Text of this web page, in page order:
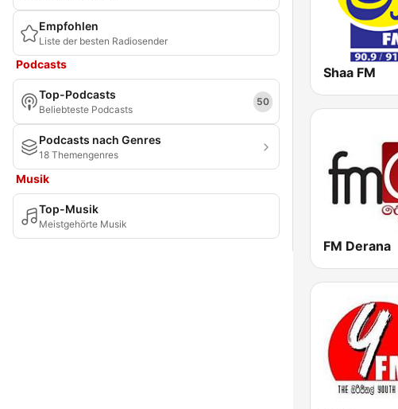
Empfohlen
Liste der besten Radiosender
Podcasts
Top-Podcasts
Beliebteste Podcasts
50
Podcasts nach Genres
18 Themengenres
Musik
Top-Musik
Meistgehörte Musik
Shaa FM
FM Derana